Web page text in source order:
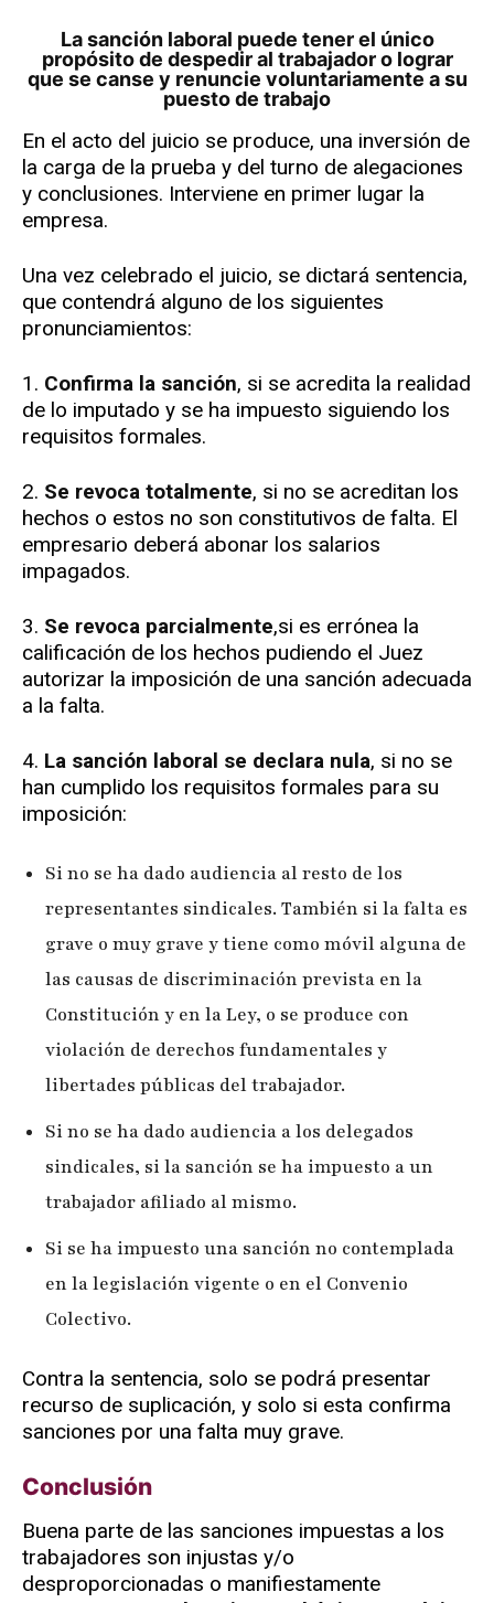
La sanción laboral puede tener el único
propósito de despedir al trabajador o lograr
que se canse y renuncie voluntariamente a su
puesto de trabajo
En el acto del juicio se produce, una inversión de
la carga de la prueba y del turno de alegaciones
y conclusiones. Interviene en primer lugar la
empresa.
Una vez celebrado el juicio, se dictará sentencia,
que contendrá alguno de los siguientes
pronunciamientos:
1. Confirma la sanción, si se acredita la realidad
de lo imputado y se ha impuesto siguiendo los
requisitos formales.
2. Se revoca totalmente, si no se acreditan los
hechos o estos no son constitutivos de falta. El
empresario deberá abonar los salarios
impagados.
3. Se revoca parcialmente,si es errónea la
calificación de los hechos pudiendo el Juez
autorizar la imposición de una sanción adecuada
a la falta.
4. La sanción laboral se declara nula, si no se
han cumplido los requisitos formales para su
imposición:
Si no se ha dado audiencia al resto de los
representantes sindicales. También si la falta es
grave o muy grave y tiene como móvil alguna de
las causas de discriminación prevista en la
Constitución y en la Ley, o se produce con
violación de derechos fundamentales y
libertades públicas del trabajador.
Si no se ha dado audiencia a los delegados
sindicales, si la sanción se ha impuesto a un
trabajador afiliado al mismo.
Si se ha impuesto una sanción no contemplada
en la legislación vigente o en el Convenio
Colectivo.
Contra la sentencia, solo se podrá presentar
recurso de suplicación, y solo si esta confirma
sanciones por una falta muy grave.
Conclusión
Buena parte de las sanciones impuestas a los
trabajadores son injustas y/o
desproporcionadas o manifiestamente